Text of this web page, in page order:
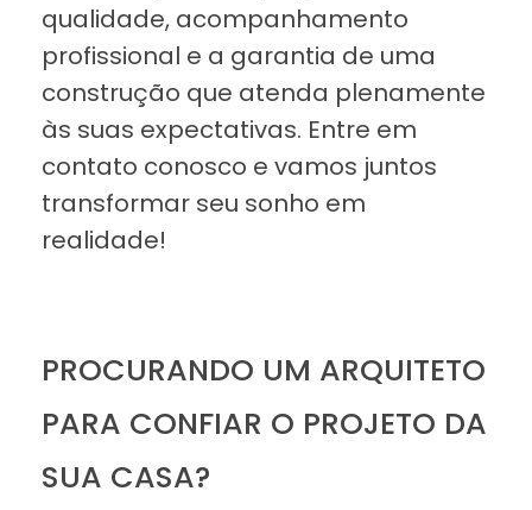
qualidade, acompanhamento
profissional e a garantia de uma
construção que atenda plenamente
às suas expectativas. Entre em
contato conosco e vamos juntos
transformar seu sonho em
realidade!
PROCURANDO UM ARQUITETO
PARA CONFIAR O PROJETO DA
SUA CASA?